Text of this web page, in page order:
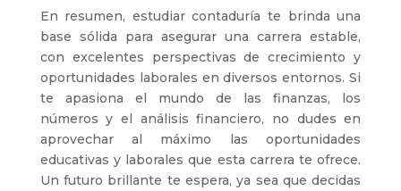
En resumen, estudiar contaduría te brinda una
base sólida para asegurar una carrera estable,
con excelentes perspectivas de crecimiento y
oportunidades laborales en diversos entornos. Si
te apasiona el mundo de las finanzas, los
números y el análisis financiero, no dudes en
aprovechar al máximo las oportunidades
educativas y laborales que esta carrera te ofrece.
Un futuro brillante te espera, ya sea que decidas